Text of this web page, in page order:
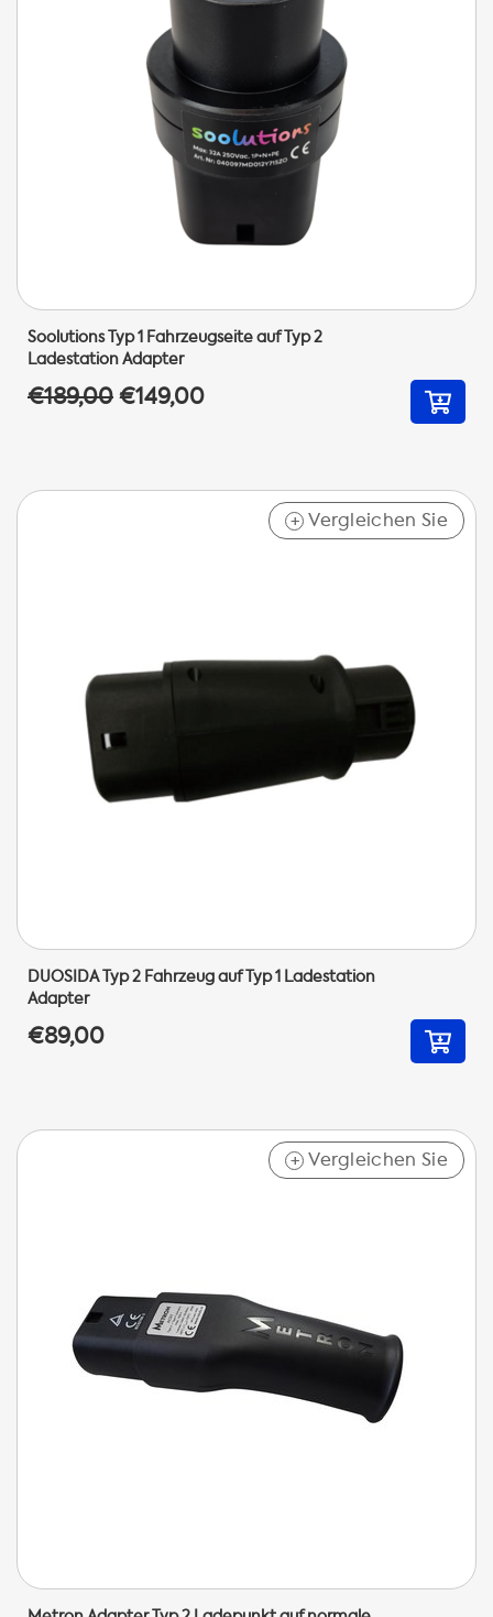
Soolutions Typ 1 Fahrzeugseite auf Typ 2
Ladestation Adapter
€189,00€149,00
+ Vergleichen Sie
DUOSIDA Typ 2 Fahrzeug auf Typ 1 Ladestation
Adapter
€89,00
+ Vergleichen Sie